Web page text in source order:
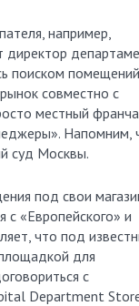
например,
директор
поиском помещений
совместно с
местный
Напомним,
суд Москвы.
под свои
«Европейского» и
что под
для
с
Department